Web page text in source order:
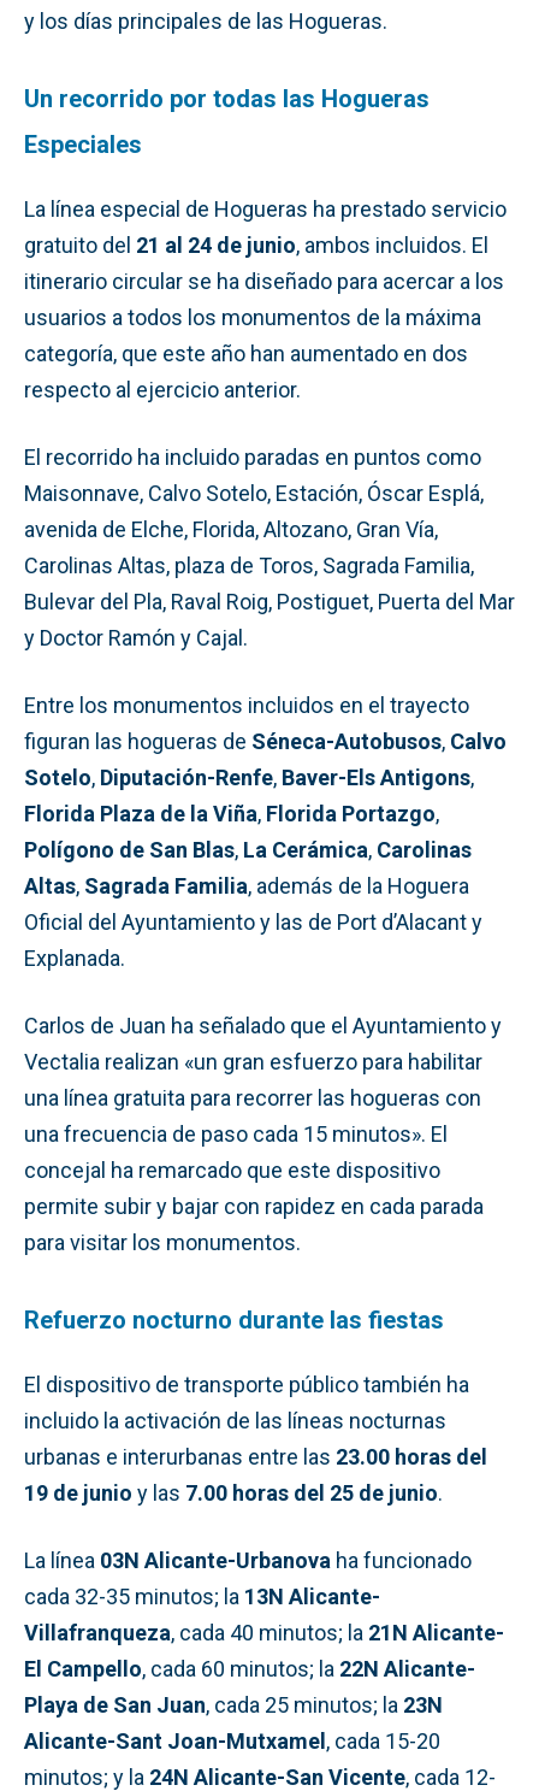
y los días principales de las Hogueras.
Un recorrido por todas las Hogueras
Especiales
La línea especial de Hogueras ha prestado servicio
gratuito del 21 al 24 de junio, ambos incluidos. El
itinerario circular se ha diseñado para acercar a los
usuarios a todos los monumentos de la máxima
categoría, que este año han aumentado en dos
respecto al ejercicio anterior.
El recorrido ha incluido paradas en puntos como
Maisonnave, Calvo Sotelo, Estación, Óscar Esplá,
avenida de Elche, Florida, Altozano, Gran Vía,
Carolinas Altas, plaza de Toros, Sagrada Familia,
Bulevar del Pla, Raval Roig, Postiguet, Puerta del Mar
y Doctor Ramón y Cajal.
Entre los monumentos incluidos en el trayecto
figuran las hogueras de Séneca-Autobusos, Calvo
Sotelo, Diputación-Renfe, Baver-Els Antigons,
Florida Plaza de la Viña, Florida Portazgo,
Polígono de San Blas, La Cerámica, Carolinas
Altas, Sagrada Familia, además de la Hoguera
Oficial del Ayuntamiento y las de Port d’Alacant y
Explanada.
Carlos de Juan ha señalado que el Ayuntamiento y
Vectalia realizan «un gran esfuerzo para habilitar
una línea gratuita para recorrer las hogueras con
una frecuencia de paso cada 15 minutos». El
concejal ha remarcado que este dispositivo
permite subir y bajar con rapidez en cada parada
para visitar los monumentos.
Refuerzo nocturno durante las fiestas
El dispositivo de transporte público también ha
incluido la activación de las líneas nocturnas
urbanas e interurbanas entre las 23.00 horas del
19 de junio y las 7.00 horas del 25 de junio.
La línea 03N Alicante-Urbanova ha funcionado
cada 32-35 minutos; la 13N Alicante-
Villafranqueza, cada 40 minutos; la 21N Alicante-
El Campello, cada 60 minutos; la 22N Alicante-
Playa de San Juan, cada 25 minutos; la 23N
Alicante-Sant Joan-Mutxamel, cada 15-20
minutos; y la 24N Alicante-San Vicente, cada 12-